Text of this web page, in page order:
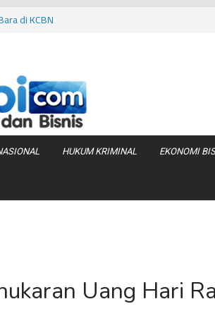
Zenix di
HUKUM KRIMINAL EKONOMI
Uang Hari